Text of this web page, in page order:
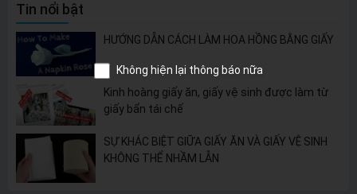
Tin nổi bật
HƯỚNG DẪN CÁCH LÀM HOA HỒNG BẰNG GIẤY
Kinh hoàng giấy ăn, giấy vệ sinh được làm từ
giấy bẩn tái chế
SỰ KHÁC BIỆT GIỮA GIẤY ĂN VÀ GIẤY VỆ SINH
KHÔNG THỂ NHẦM LẪN
Không hiện lại thông báo nữa